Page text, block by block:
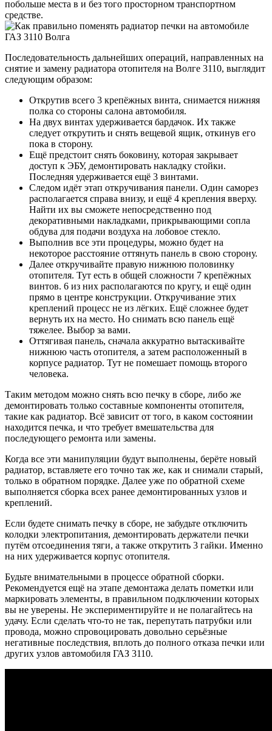
побольше места в и без того просторном транспортном
средстве.
Последовательность дальнейших операций, направленных на
снятие и замену радиатора отопителя на Волге 3110, выглядит
следующим образом:
Открутив всего 3 крепёжных винта, снимается нижняя
полка со стороны салона автомобиля.
На двух винтах удерживается бардачок. Их также
следует открутить и снять вещевой ящик, откинув его
пока в сторону.
Ещё предстоит снять боковину, которая закрывает
доступ к ЭБУ, демонтировать накладку стойки.
Последняя удерживается ещё 3 винтами.
Следом идёт этап откручивания панели. Один саморез
располагается справа внизу, и ещё 4 крепления вверху.
Найти их вы сможете непосредственно под
декоративными накладками, прикрывающими сопла
обдува для подачи воздуха на лобовое стекло.
Выполнив все эти процедуры, можно будет на
некоторое расстояние оттянуть панель в свою сторону.
Далее откручивайте правую нижнюю половинку
отопителя. Тут есть в общей сложности 7 крепёжных
винтов. 6 из них располагаются по кругу, и ещё один
прямо в центре конструкции. Откручивание этих
креплений процесс не из лёгких. Ещё сложнее будет
вернуть их на место. Но снимать всю панель ещё
тяжелее. Выбор за вами.
Оттягивая панель, сначала аккуратно вытаскивайте
нижнюю часть отопителя, а затем расположенный в
корпусе радиатор. Тут не помешает помощь второго
человека.
Таким методом можно снять всю печку в сборе, либо же
демонтировать только составные компоненты отопителя,
такие как радиатор. Всё зависит от того, в каком состоянии
находится печка, и что требует вмешательства для
последующего ремонта или замены.
Когда все эти манипуляции будут выполнены, берёте новый
радиатор, вставляете его точно так же, как и снимали старый,
только в обратном порядке. Далее уже по обратной схеме
выполняется сборка всех ранее демонтированных узлов и
креплений.
Если будете снимать печку в сборе, не забудьте отключить
колодки электропитания, демонтировать держатели печки
путём отсоединения тяги, а также открутить 3 гайки. Именно
на них удерживается корпус отопителя.
Будьте внимательными в процессе обратной сборки.
Рекомендуется ещё на этапе демонтажа делать пометки или
маркировать элементы, в правильном подключении которых
вы не уверены. Не экспериментируйте и не полагайтесь на
удачу. Если сделать что-то не так, перепутать патрубки или
провода, можно спровоцировать довольно серьёзные
негативные последствия, вплоть до полного отказа печки или
других узлов автомобиля ГАЗ 3110.